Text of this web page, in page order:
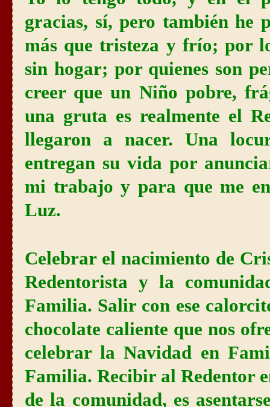
gracias, sí, pero también he
más que tristeza y frío; por
sin hogar; por quienes son
creer que un Niño pobre,
una gruta es realmente el
llegaron a nacer. Una
entregan su vida por
mi trabajo y para que me
Luz.
Celebrar el nacimiento de
Redentorista y la
Familia. Salir con ese
chocolate caliente que nos
celebrar la Navidad en
Familia. Recibir al Redentor
de la comunidad, es